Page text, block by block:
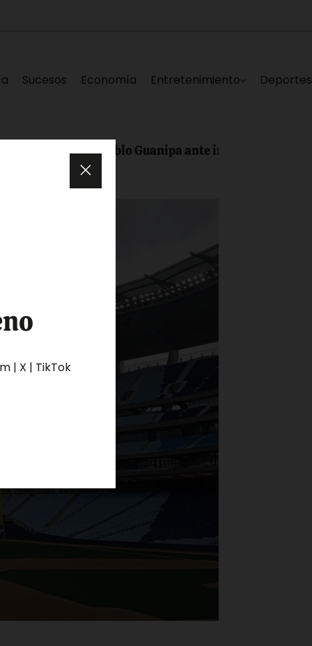
Sucesos Economía Entretenimiento Deportes
Pablo Guanipa ante inicio del diálogo: «Esta vez
| X | TikTok